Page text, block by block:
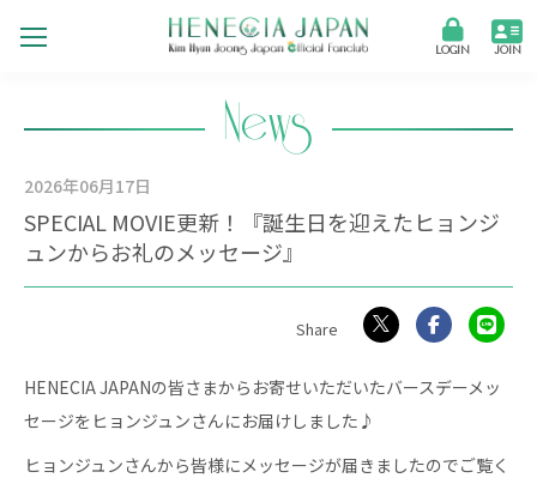
LOGIN JOIN
News
2026年06月17日
SPECIAL MOVIE更新！『誕生日を迎えたヒョンジ
ュンからお礼のメッセージ』
HENECIA JAPANの皆さまからお寄せいただいたバースデーメッ
セージをヒョンジュンさんにお届けしました♪
ヒョンジュンさんから皆様にメッセージが届きましたのでご覧く